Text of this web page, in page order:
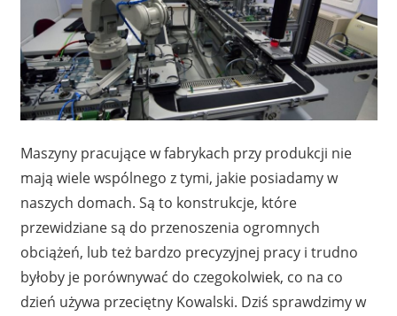
Maszyny pracujące w fabrykach przy produkcji nie
mają wiele wspólnego z tymi, jakie posiadamy w
naszych domach. Są to konstrukcje, które
przewidziane są do przenoszenia ogromnych
obciążeń, lub też bardzo precyzyjnej pracy i trudno
byłoby je porównywać do czegokolwiek, co na co
dzień używa przeciętny Kowalski. Dziś sprawdzimy w